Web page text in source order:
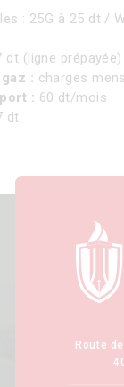
: 25G à 25 dt /
dt (ligne prépayée)
: charges
: 60 dt/mois
dt
Route